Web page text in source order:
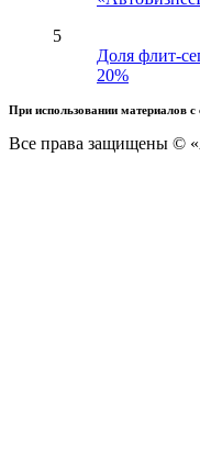
5
Доля флит-
20%
При использовании материалов с
Все права защищены ©